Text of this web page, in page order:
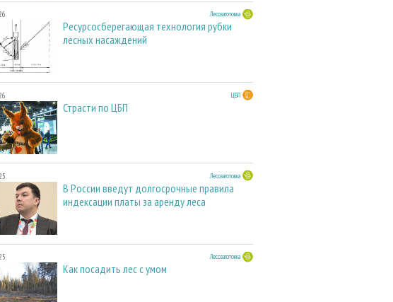
Лесозаготовка
Ресурсосберегающая технология рубки
лесных насаждений
ЦБП
Страсти по ЦБП
Лесозаготовка
В России введут долгосрочные правила
индексации платы за аренду леса
Лесозаготовка
Как посадить лес с умом